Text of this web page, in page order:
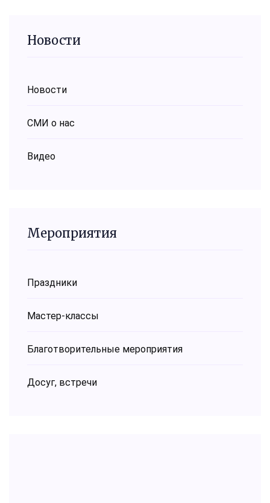
Новости
Новости
СМИ о нас
Видео
Мероприятия
Праздники
Мастер-классы
Благотворительные мероприятия
Досуг, встречи